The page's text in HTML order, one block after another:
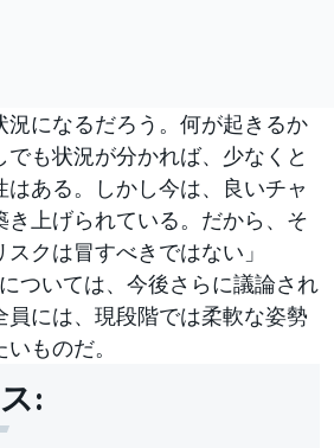
況になるだろう。何が起きるか
も状況が分かれば、少なくと
はある。しかし今は、良いチャ
き上げられている。だから、そ
クは冒すべきではない」
ついては、今後さらに議論され
員には、現段階では柔軟な姿勢
ものだ。
: